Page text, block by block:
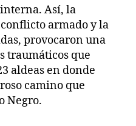
Así, la
armado y la
provocaron una
traumáticos que
aldeas en donde
camino que
Negro.